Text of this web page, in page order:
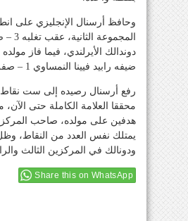
وحافظ أرسنال الإنجليزي على
دوندالك الأيرلندي، فيما فاز
ضيفه رابيد فيينا النمساوي 1 – صفر.
رفع أرسنال رصيده إلى ست نقاط
محققا العلامة الكاملة حتى الآن،
هدفين على مولده، صاحب المركز
يمتلك نفس العدد من النقاط، وظل
ودونالك في المركزين الثالث
Share this on WhatsApp